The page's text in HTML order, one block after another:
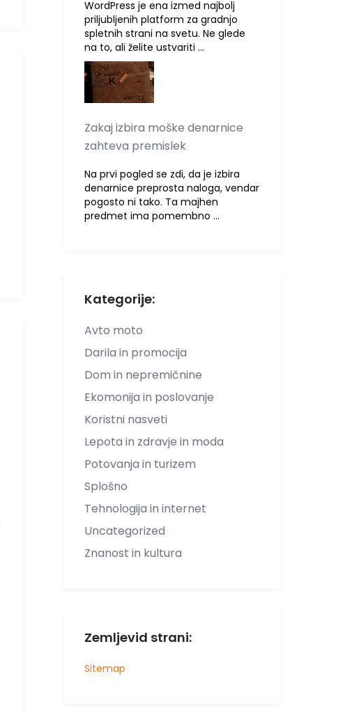
WordPress je ena izmed najbolj
priljubljenih platform za gradnjo
spletnih strani na svetu. Ne glede
na to, ali želite ustvariti …
Zakaj izbira moške denarnice
zahteva premislek
Na prvi pogled se zdi, da je izbira
denarnice preprosta naloga, vendar
pogosto ni tako. Ta majhen
predmet ima pomembno …
Kategorije:
Avto moto
Darila in promocija
Dom in nepremičnine
Ekomonija in poslovanje
Koristni nasveti
Lepota in zdravje in moda
Potovanja in turizem
Splošno
Tehnologija in internet
Uncategorized
Znanost in kultura
Zemljevid strani:
Sitemap